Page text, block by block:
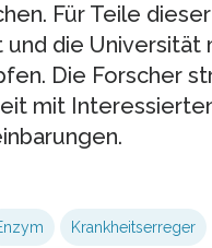
Für Teile
die Universität
Die Forscher
mit
Krankheitserreger